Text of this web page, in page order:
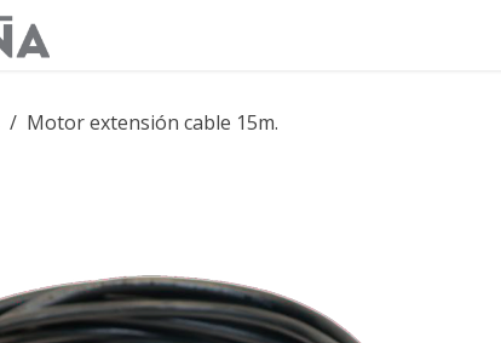
Motor extensión cable 15m.